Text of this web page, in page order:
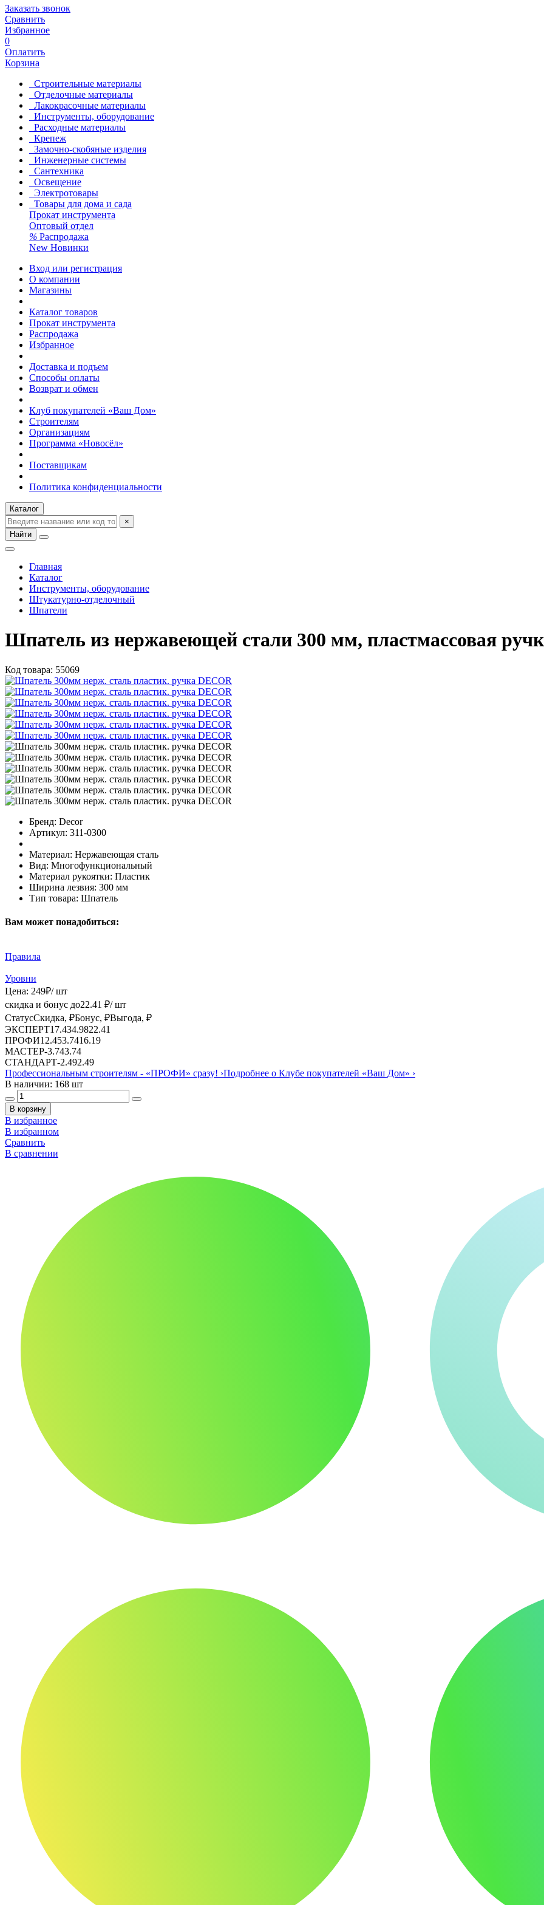
Заказать звонок
Сравнить
Избранное
0
Оплатить
Корзина
Строительные материалы
Отделочные материалы
Лакокрасочные материалы
Инструменты, оборудование
Расходные материалы
Крепеж
Замочно-скобяные изделия
Инженерные системы
Сантехника
Освещение
Электротовары
Товары для дома и сада
Прокат инструмента
Оптовый отдел
% Распродажа
New Новинки
Вход или регистрация
О компании
Магазины
Каталог товаров
Прокат инструмента
Распродажа
Избранное
Доставка и подъем
Способы оплаты
Возврат и обмен
Клуб покупателей «Ваш Дом»
Строителям
Организациям
Программа «Новосёл»
Поставщикам
Политика конфиденциальности
Каталог
×
Найти
Главная
Каталог
Инструменты, оборудование
Штукатурно-отделочный
Шпатели
Шпатель из нержавеющей стали 300 мм, пластмассовая
Код товара: 55069
Бренд: Decor
Артикул: 311-0300
Материал: Нержавеющая сталь
Вид: Многофункциональный
Материал рукоятки: Пластик
Ширина лезвия: 300 мм
Тип товара: Шпатель
Вам может понадобиться:
Правила
Уровни
Цена: 249₽/ шт
скидка и бонус до22.41 ₽/ шт
СтатусСкидка, ₽Бонус, ₽Выгода, ₽
ЭКСПЕРТ17.434.9822.41
ПРОФИ12.453.7416.19
МАСТЕР-3.743.74
СТАНДАРТ-2.492.49
Профессиональным строителям - «ПРОФИ» сразу! ›Подробнее о Клубе покупателей «Ваш Дом» ›
В наличии: 168 шт
В корзину
В избранное
В избранном
Сравнить
В сравнении